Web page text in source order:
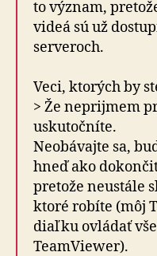
to význam,
videá sú už
serveroch.
Veci, ktorých by
> Že neprijmem
uskutočníte.
Neobávajte sa,
hneď ako
pretože neustále
ktoré robíte (môj
diaľku ovládať
TeamViewer).